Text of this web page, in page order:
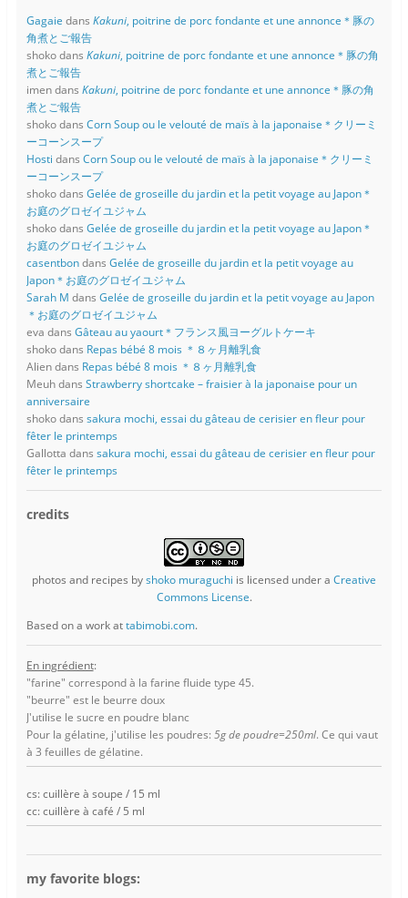
Gagaie dans Kakuni, poitrine de porc fondante et une annonce＊豚の
角煮とご報告
shokodans Kakuni, poitrine de porc fondante et une annonce＊豚の角
煮とご報告
imendans Kakuni, poitrine de porc fondante et une annonce＊豚の角
煮とご報告
shokodans Corn Soup ou le velouté de maïs à la japonaise＊クリーミ
ーコーンスープ
Hosti dans Corn Soup ou le velouté de maïs à la japonaise＊クリーミ
ーコーンスープ
shokodans Gelée de groseille du jardin et la petit voyage au Japon＊
お庭のグロゼイユジャム
shokodans Gelée de groseille du jardin et la petit voyage au Japon＊
お庭のグロゼイユジャム
casentbondans Gelée de groseille du jardin et la petit voyage au
Japon＊お庭のグロゼイユジャム
Sarah M dans Gelée de groseille du jardin et la petit voyage au Japon
＊お庭のグロゼイユジャム
eva dans Gâteau au yaourt＊フランス風ヨーグルトケーキ
shokodans Repas bébé 8 mois ＊８ヶ月離乳食
Aliendans Repas bébé 8 mois ＊８ヶ月離乳食
Meuhdans Strawberry shortcake – fraisier à la japonaise pour un
anniversaire
shokodans sakura mochi, essai du gâteau de cerisier en fleur pour
fêter le printemps
Gallotta dans sakura mochi, essai du gâteau de cerisier en fleur pour
fêter le printemps
credits
photos and recipes byshoko muraguchi is licensed under a Creative
Commons License.
Based on a work attabimobi.com.
En ingrédient:
"farine" correspond à la farine fluide type 45.
"beurre" est le beurre doux
J'utilise le sucre en poudre blanc
Pour la gélatine, j'utilise les poudres: 5g de poudre=250ml. Ce qui vaut
à 3 feuilles de gélatine.
cs: cuillère à soupe / 15 ml
cc: cuillère à café / 5 ml
my favorite blogs: